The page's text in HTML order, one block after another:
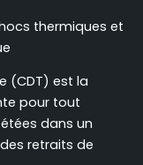
thermiques et
(CDT) est la
pour tout
dans un
retraits de